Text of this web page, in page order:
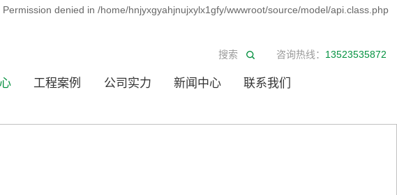
denied in /home/hnjyxgyahjnujxylx1gfy/wwwroot/source/model/api.class.php
咨询热线： 13523535872
工程案例 公司实力 新闻中心 联系我们